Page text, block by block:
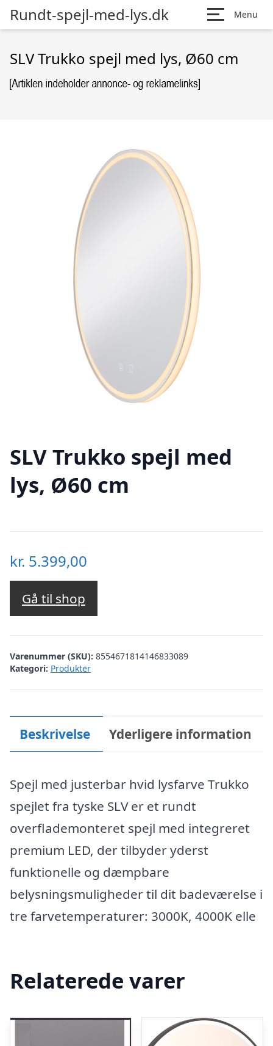
Rundt-spejl-med-lys.dk Menu
SLV Trukko spejl med lys, Ø60 cm
SLV Trukko spejl med
lys, Ø60 cm
kr. 5.399,00
Gå til shop
Varenummer (SKU): 8554671814146833089
Kategori: Produkter
Beskrivelse Yderligere information
Spejl med justerbar hvid lysfarve Trukko
spejlet fra tyske SLV er et rundt
overflademonteret spejl med integreret
premium LED, der tilbyder yderst
funktionelle og dæmpbare
belysningsmuligheder til dit badeværelse i
tre farvetemperaturer: 3000K, 4000K elle
Relaterede varer